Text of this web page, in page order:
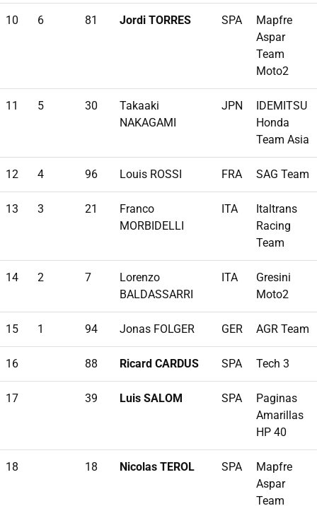
10 6 81 Jordi TORRES SPA
Mapfre
Aspar
Team
Moto2
11 5 30
Takaaki
NAKAGAMI
JPN
IDEMITSU
Honda
Team Asia
12 4 96 Louis ROSSI FRA SAG Team
13 3 21
Franco
MORBIDELLI
ITA
Italtrans
Racing
Team
14 2 7
Lorenzo
BALDASSARRI
ITA
Gresini
Moto2
15 1 94 Jonas FOLGER GER AGR Team
16 88 Ricard CARDUS SPA Tech 3
17 39 Luis SALOM SPA
Paginas
Amarillas
HP 40
18 18 Nicolas TEROL SPA
Mapfre
Aspar
Team